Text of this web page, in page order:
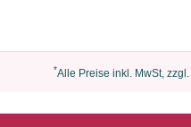
*Alle Preise inkl. MwSt, zzgl.